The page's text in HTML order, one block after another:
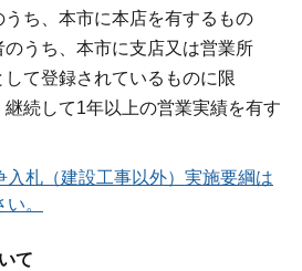
ち、本市に本店を有するもの
うち、本市に支店又は営業所
して登録されているものに限
続して1年以上の営業実績を有す
入札（建設工事以外）実施要綱は
。
て